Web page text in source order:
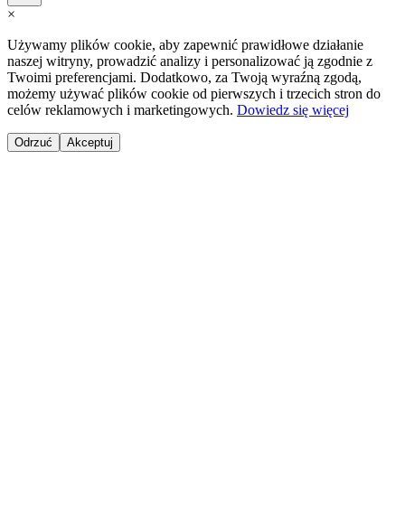
×
Używamy plików cookie, aby zapewnić prawidłowe działanie
naszej witryny, prowadzić analizy i personalizować ją zgodnie z
Twoimi preferencjami. Dodatkowo, za Twoją wyraźną zgodą,
możemy używać plików cookie od pierwszych i trzecich stron do
celów reklamowych i marketingowych. Dowiedz się więcej
Odrzuć Akceptuj